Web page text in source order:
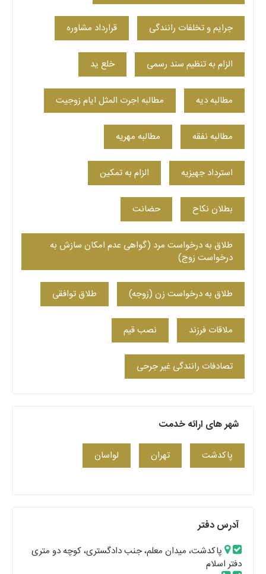
جرایم و تخلفات رانندگی قرارداد مشاوره
الزام به تنظیم سند رسمی خلع ید
مطالبه دیه مطالبه اجرت المثل ایام زوجیت
مطالبه نفقه مطالبه مهریه
استرداد جهیزیه الزام به تمکین
بطلان نکاح حضانت
طلاق به درخواست مرد (گواهی عدم امکان سازش به
درخواست زوج)
طلاق به درخواست زن (زوجه) طلاق توافقی
ملاقات فرزند نصب قیم
تصادفات رانندگی غیر جرحی
شهر های ارائه خدمت
پاکدشت تهران لواسان
آدرس دفتر
پاکدشت، میدان معلم، جنب دادگستری، کوچه دو متری
دفتر اسلام